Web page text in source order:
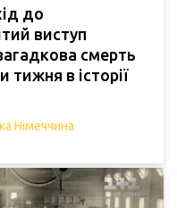
до
виступ
смерть
в історії
Німеччина